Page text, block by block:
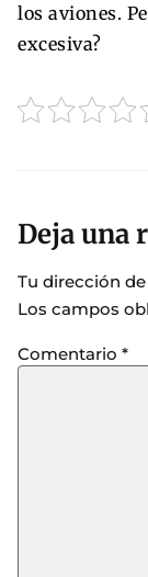
los aviones.
excesiva?
Deja una
Tu dirección
Los campos
Comentario *